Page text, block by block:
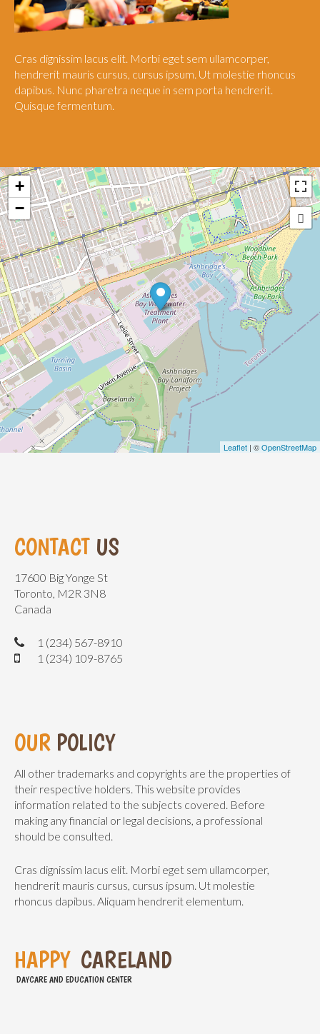
Cras dignissim lacus elit. Morbi eget sem ullamcorper,
hendrerit mauris cursus, cursus ipsum. Ut molestie rhoncus
dapibus. Nunc pharetra neque in sem porta hendrerit.
Quisque fermentum.
+
−
Leaflet | ©OpenStreetMap
CONTACT US
17600 Big Yonge St
Toronto, M2R 3N8
Canada
1 (234) 567-8910
1 (234) 109-8765
OUR POLICY
All other trademarks and copyrights are the properties of
their respective holders. This website provides
information related to the subjects covered. Before
making any financial or legal decisions, a professional
should be consulted.
Cras dignissim lacus elit. Morbi eget sem ullamcorper,
hendrerit mauris cursus, cursus ipsum. Ut molestie
rhoncus dapibus. Aliquam hendrerit elementum.
HAPPY CARELAND
DAYCARE AND EDUCATION CENTER